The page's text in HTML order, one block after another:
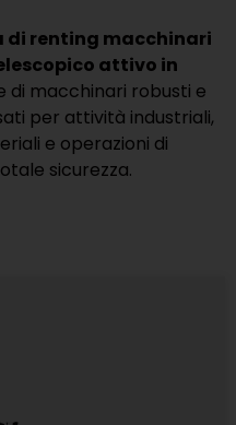
di renting macchinari
attivo in
di macchinari robusti e
per attività industriali,
e operazioni di
sicurezza.